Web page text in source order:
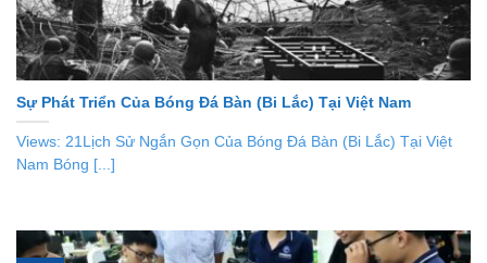
Sự Phát Triển Của Bóng Đá Bàn (Bi Lắc) Tại Việt Nam
Views: 21Lịch Sử Ngắn Gọn Của Bóng Đá Bàn (Bi Lắc) Tại Việt
Nam Bóng [...]